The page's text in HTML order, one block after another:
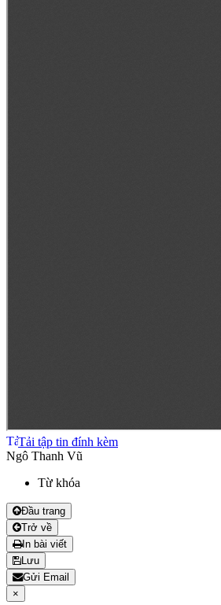
Tải tập tin đính kèm
Ngô Thanh Vũ
Từ khóa
Đầu trang
Trở về
In bài viết
Lưu
Gửi Email
×